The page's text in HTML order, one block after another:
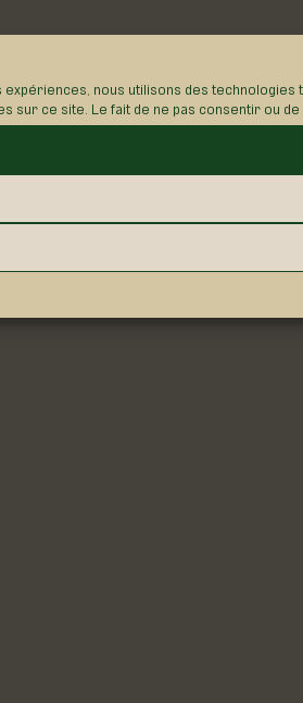
nous utilisons des
sur ce site. Le fait de ne pas consentir